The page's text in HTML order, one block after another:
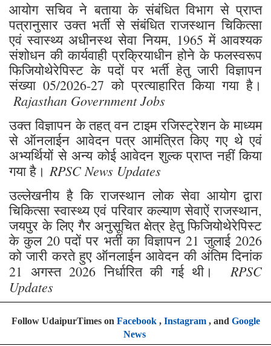
आयोग सचिव ने बताया के संबंधित विभाग से प्राप्त
पत्रानुसार उक्त भर्ती से संबंधित राजस्थान चिकित्सा
एवं स्वास्थ्य अधीनस्थ सेवा नियम, 1965 में आवश्यक
संशोधन की कार्यवाही प्रक्रियाधीन होने के फलस्वरूप
फिजियोथेरेपिस्ट के पदों पर भर्ती हेतु जारी विज्ञापन
संख्या 05/2026-27 को प्रत्याहारित किया गया है।
Rajasthan Government Jobs
उक्त विज्ञापन के तहत् वन टाइम रजिस्ट्रेशन के माध्यम
से ऑनलाईन आवेदन पत्र आमंत्रित किए गए थे एवं
अभ्यर्थियों से अन्य कोई आवेदन शुल्क प्राप्त नहीं किया
गया है। RPSC News Updates
उल्लेखनीय है कि राजस्थान लोक सेवा आयोग द्वारा
चिकित्सा स्वास्थ्य एवं परिवार कल्याण सेवाऐं राजस्थान,
जयपुर के लिए गैर अनुसूचित क्षेत्र हेतु फिजियोथेरेपिस्ट
के कुल 20 पदों पर भर्ती का विज्ञापन 21 जुलाई 2026
को जारी करते हुए ऑनलाईन आवेदन की अंतिम दिनांक
21 अगस्त 2026 निर्धारित की गई थी। RPSC
Updates
Follow UdaipurTimes on Facebook, Instagram, and Google
News